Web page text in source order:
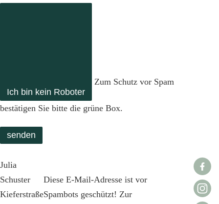
Ich bin kein Roboter
Zum Schutz vor Spam
bestätigen Sie bitte die grüne Box.
senden
Julia
Schuster
Kieferstraße
Diese E-Mail-Adresse ist vor
Spambots geschützt! Zur